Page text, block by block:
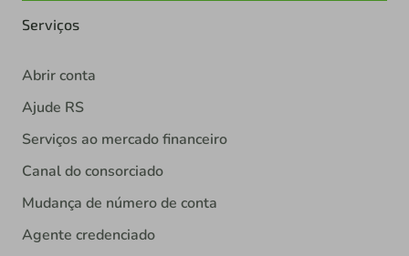
Serviços
Abrir conta
Ajude RS
Serviços ao mercado financeiro
Canal do consorciado
Mudança de número de conta
Agente credenciado